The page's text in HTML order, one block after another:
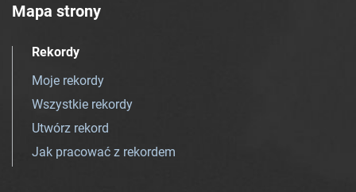
Mapa strony
Rekordy
Moje rekordy
Wszystkie rekordy
Utwórz rekord
Jak pracować z rekordem